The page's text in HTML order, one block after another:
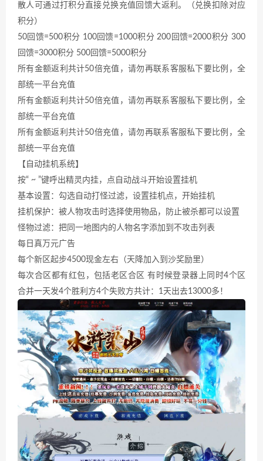
散人可通过打积分直接兑换充值回馈大返利。（兑换扣除对应
积分）
50回馈=500积分 100回馈=1000积分 200回馈=2000积分 300
回馈=3000积分 500回馈=5000积分
所有金额返利共计50倍充值，请勿再联系客服私下要比例，全
部统一平台充值
所有金额返利共计50倍充值，请勿再联系客服私下要比例，全
部统一平台充值
所有金额返利共计50倍充值，请勿再联系客服私下要比例，全
部统一平台充值
【自动挂机系统】
按“ ~ ”键呼出精灵内挂，点自动战斗开始设置挂机
基本设置：勾选自动打怪过滤，设置挂机点，开始挂机
挂机保护：被人物攻击时选择使用物品，防止被杀都可以设置
怪物过滤：把同一地图内的人物名字添加到不攻击列表
每日真万元广告
每个新区起步4500现金左右（天降加入到沙奖励里）
每次合区都有红包，包括老区合区 有时候登录器上同时4个区
合并一天发4个胜利方4个失败方共计：1天出去13000多！